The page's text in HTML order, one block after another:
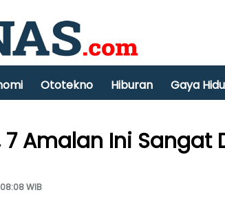
Ototekno Hiburan Gaya
7 Amalan Ini Sangat
WIB